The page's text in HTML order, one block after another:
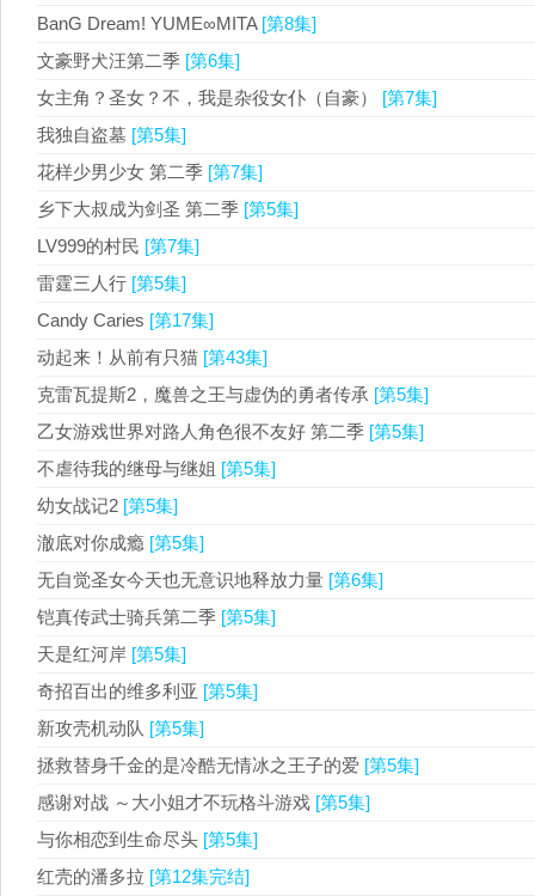
BanG Dream! YUME∞MITA [第8集]
文豪野犬汪第二季 [第6集]
女主角？圣女？不，我是杂役女仆（自豪） [第7集]
我独自盗墓 [第5集]
花样少男少女 第二季 [第7集]
乡下大叔成为剑圣 第二季 [第5集]
LV999的村民 [第7集]
雷霆三人行 [第5集]
Candy Caries [第17集]
动起来！从前有只猫 [第43集]
克雷瓦提斯2，魔兽之王与虚伪的勇者传承 [第5集]
乙女游戏世界对路人角色很不友好 第二季 [第5集]
不虐待我的继母与继姐 [第5集]
幼女战记2 [第5集]
澈底对你成瘾 [第5集]
无自觉圣女今天也无意识地释放力量 [第6集]
铠真传武士骑兵第二季 [第5集]
天是红河岸 [第5集]
奇招百出的维多利亚 [第5集]
新攻壳机动队 [第5集]
拯救替身千金的是冷酷无情冰之王子的爱 [第5集]
感谢对战 ～大小姐才不玩格斗游戏 [第5集]
与你相恋到生命尽头 [第5集]
红壳的潘多拉 [第12集完结]